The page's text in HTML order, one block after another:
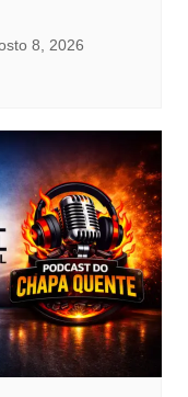
8, 2026